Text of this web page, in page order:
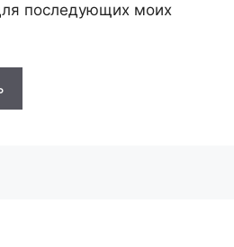
последующих моих